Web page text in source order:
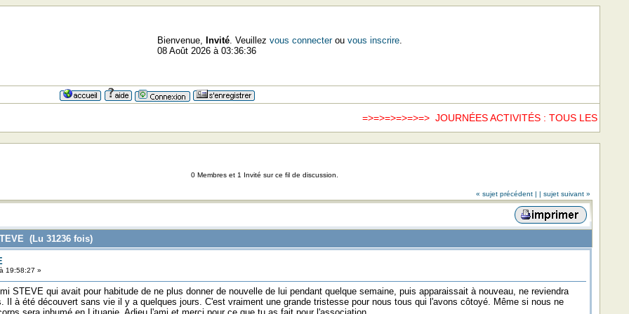
Bienvenue, Invité. Veuillez vous connecterou vous inscrire.
08 Août 2026 à 03:36:36
=>=>=>=>=>=> JOURNÉES ACTIVITÉS : TOUS LES
0 Membres et 1 Invité sur ce fil de discussion.
« sujet précédent | | sujet suivant »
(Lu 31236 fois)
19:58:27 »
STEVE qui avait pour habitude de ne plus donner de nouvelle de lui pendant quelque semaine, puis apparaissait à nouveau, ne reviendra
Il à été découvert sans vie il y a quelques jours. C'est vraiment une grande tristesse pour nous tous qui l'avons côtoyé. Même si nous ne